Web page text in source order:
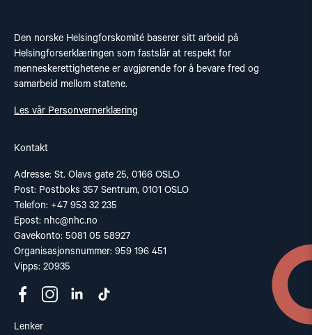
Den norske Helsingforskomité baserer sitt arbeid på
Helsingforserklæringen som fastslår at respekt for
menneskerettighetene er avgjørende for å bevare fred og
samarbeid mellom statene.
Les vår Personvernerklæring
Kontakt
Adresse: St. Olavs gate 25, 0166 OSLO
Post: Postboks 357 Sentrum, 0101 OSLO
Telefon: +47 953 32 235
Epost: nhc@nhc.no
Gavekonto: 5081 05 58927
Organisasjonsnummer: 959 196 451
Vipps: 20935
Lenker